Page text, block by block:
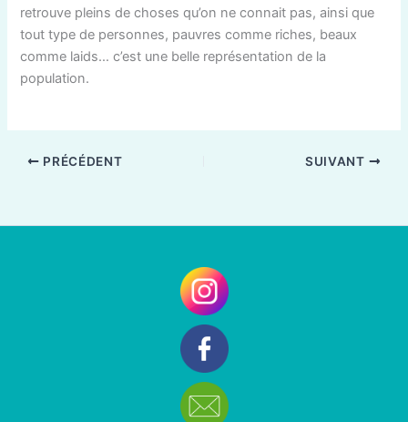
retrouve pleins de choses qu’on ne connait pas, ainsi que
tout type de personnes, pauvres comme riches, beaux
comme laids… c’est une belle représentation de la
population.
PRÉCÉDENT SUIVANT